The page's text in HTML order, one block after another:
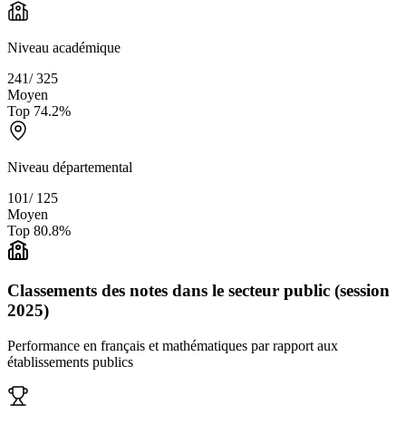
Niveau académique
241/325
Moyen
Top 74.2%
Niveau départemental
101/ 125
Moyen
Top 80.8%
Classements des notes dans le secteur public (session
2025)
Performance en français et mathématiques par rapport aux
établissements publics